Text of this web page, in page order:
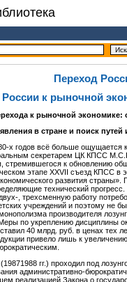
Переход
к рыночной
к рыночной экономике:
в стране и поиск путей
х годов всё больше ощущается
секретарем ЦК КПСС
стремившегося к обновлению
этапе ХХVII съезд КПСС в
развития
технический
, трехсменную работу
учреждений и поэтому не
производителя
по укреплению дисциплины
40 млрд. руб. в ценах тех
привело лишь к
гг.) проходил под
административно-
реализацией Закона о